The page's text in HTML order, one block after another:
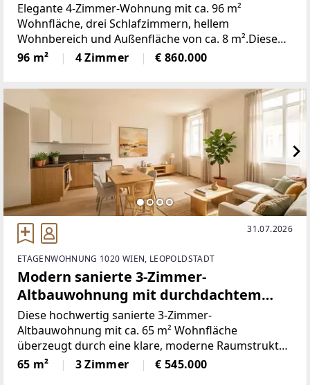
Elegante 4-Zimmer-Wohnung mit ca. 96 m²
Wohnfläche, drei Schlafzimmern, hellem
Wohnbereich und Außenfläche von ca. 8 m².Diese
perfekt geschnittene 4-Zimmer-Wohnung könnte
schon bald Ihr neues Zuhause werden. Sie befindet
96 m² 4 Zimmer € 860.000
31.07.2026
ETAGENWOHNUNG 1020 WIEN, LEOPOLDSTADT
Modern sanierte 3-Zimmer-
Altbauwohnung mit durchdachtem
Wohnkonzept!
Diese hochwertig sanierte 3-Zimmer-
Altbauwohnung mit ca. 65 m² Wohnfläche
überzeugt durch eine klare, moderne Raumstruktur
und eine funktionale Grundrissgestaltung.Die
perfekte Raumaufteilung kombiniert zeitgemäßen
65 m² 3 Zimmer € 545.000